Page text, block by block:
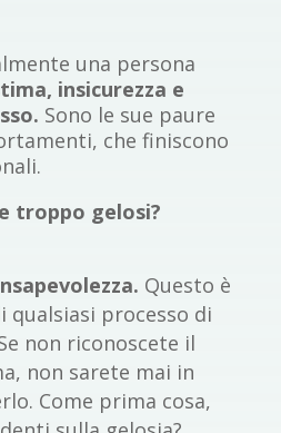
una persona
insicurezza e
Sono le sue paure
che finiscono
troppo gelosi?
Questo è
processo di
non riconoscete il
non sarete mai in
Come prima cosa,